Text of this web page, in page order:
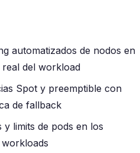
automatizados de nodos en
real del workload
Spot y preemptible con
de fallback
y limits de pods en los